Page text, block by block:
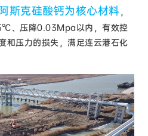
斯克硅酸钙为核心材料，
、压降0.03Mpa以内，有效控
和压力的损失，满足连云港石化